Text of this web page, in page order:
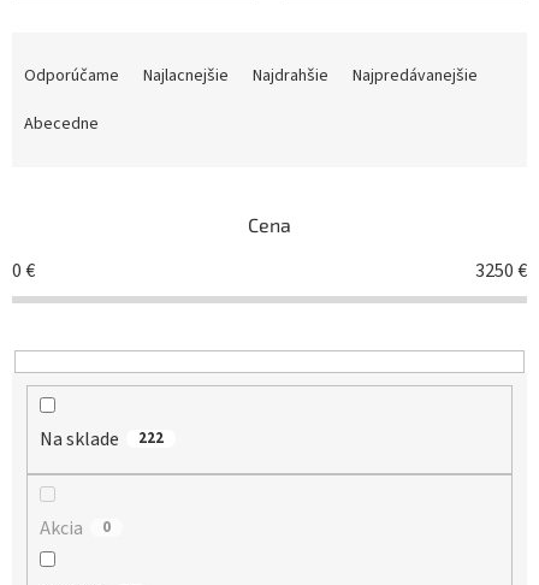
o
d
Odporúčame Najlacnejšie Najdrahšie
Najpredávanejšie
Abecedne
Cena
0€ 3250€
Na sklade 222
Akcia 0